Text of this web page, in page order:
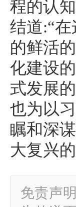
程的认
结道:“
的鲜活
化建设
式发展
也为以
瞩和深
大复兴
免责声